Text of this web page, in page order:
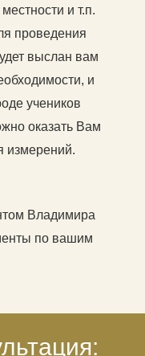
и т.п.
проведения
выслан вам
и
учеников
оказать Вам
измерений.
Владимира
по вашим